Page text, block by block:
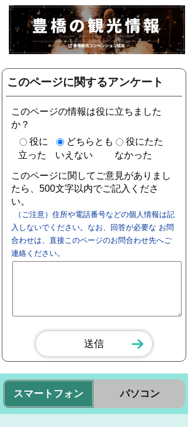
このページに関するアンケート
このページの情報は役に立ちました
か？
役に
立った
どちらとも
いえない
役にたた
なかった
このページに関してご意見がありまし
たら、500文字以内でご記入くださ
い。
（ご注意）住所や電話番号などの個人情報は記
入しないでください。なお、回答が必要な お問
合わせは、直接このページのお問合わせ先へご
連絡ください。
スマートフォン パソコン